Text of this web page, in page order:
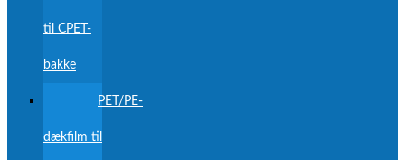
til CPET-
bakke
PET/PE-
dækfilm til